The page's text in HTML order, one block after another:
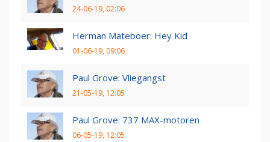
24-06-19, 02:06
Herman Mateboer: Hey Kid
01-06-19, 09:06
Paul Grove: Vliegangst
21-05-19, 12:05
Paul Grove: 737 MAX-motoren
06-05-19, 12:05